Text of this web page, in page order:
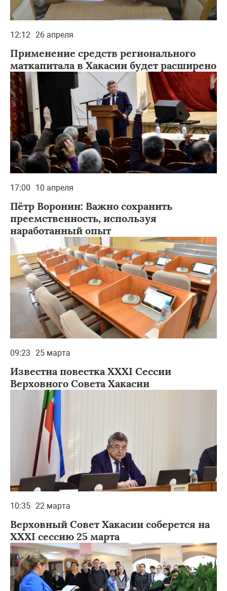
12:12 26 апреля
Применение средств регионального
маткапитала в Хакасии будет расширено
17:00 10 апреля
Пётр Воронин: Важно сохранить
преемственность, используя
наработанный опыт
09:23 25 марта
Известна повестка XXXI Сессии
Верховного Совета Хакасии
10:35 22 марта
Верховный Совет Хакасии соберется на
XXXI сессию 25 марта